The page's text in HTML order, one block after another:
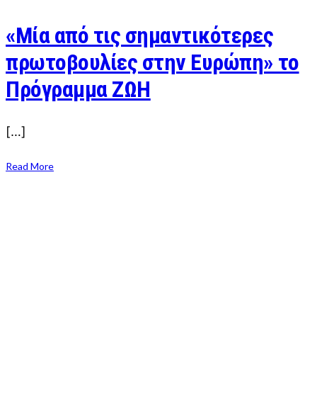
«Μία από τις σημαντικότερες
πρωτοβουλίες στην Ευρώπη» το
Πρόγραμμα ΖΩΗ
[…]
Read More